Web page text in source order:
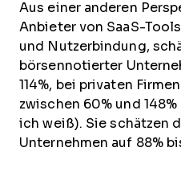
Aus einer anderen
Anbieter von SaaS-
und Nutzerbindung,
börsennotierter
114%, bei privaten
zwischen 60% und
ich weiß). Sie schätzen
Unternehmen auf 88%